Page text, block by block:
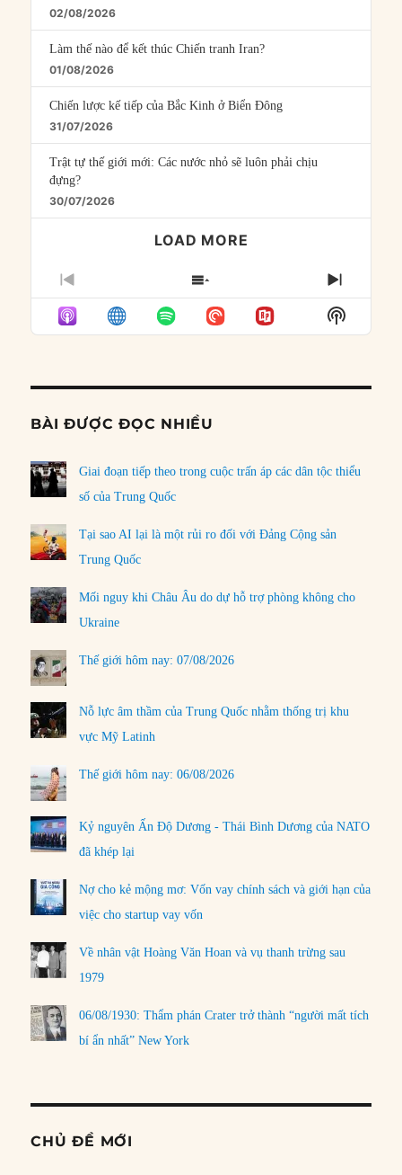
02/08/2026
Làm thế nào để kết thúc Chiến tranh Iran?
01/08/2026
Chiến lược kế tiếp của Bắc Kinh ở Biển Đông
31/07/2026
Trật tự thế giới mới: Các nước nhỏ sẽ luôn phải chịu
đựng?
30/07/2026
LOAD MORE
PREVIOUS
EPISODE
SHOW
EPISODES
LIST
NEXT
Show
Podcast
BÀI ĐƯỢC ĐỌC NHIỀU
Giai đoạn tiếp theo trong cuộc trấn áp các dân tộc thiểu
số của Trung Quốc
Tại sao AI lại là một rủi ro đối với Đảng Cộng sản
Trung Quốc
Mối nguy khi Châu Âu do dự hỗ trợ phòng không cho
Ukraine
Thế giới hôm nay: 07/08/2026
Nỗ lực âm thầm của Trung Quốc nhằm thống trị khu
vực Mỹ Latinh
Thế giới hôm nay: 06/08/2026
Kỷ nguyên Ấn Độ Dương - Thái Bình Dương của NATO
đã khép lại
Nợ cho kẻ mộng mơ: Vốn vay chính sách và giới hạn của
việc cho startup vay vốn
Về nhân vật Hoàng Văn Hoan và vụ thanh trừng sau
1979
06/08/1930: Thẩm phán Crater trở thành “người mất tích
bí ẩn nhất” New York
CHỦ ĐỀ MỚI